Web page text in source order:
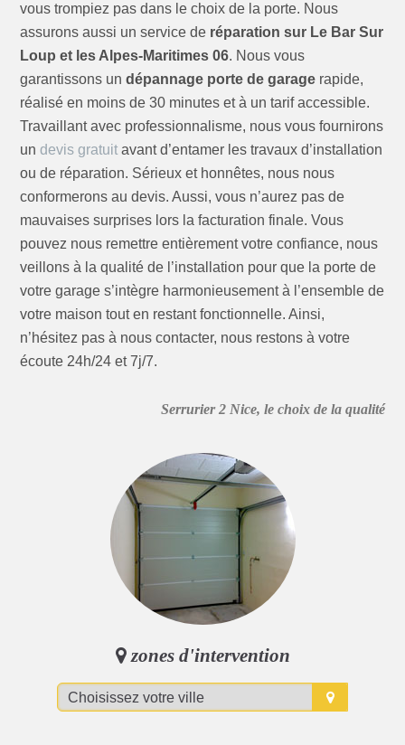
vous trompiez pas dans le choix de la porte. Nous
assurons aussi un service de réparation sur Le Bar Sur
Loup et les Alpes-Maritimes 06. Nous vous
garantissons undépannage porte de garage rapide,
réalisé en moins de 30 minutes et à un tarif accessible.
Travaillant avec professionnalisme, nous vous fournirons
undevis gratuit avant d’entamer les travaux d’installation
ou de réparation. Sérieux et honnêtes, nous nous
conformerons au devis. Aussi, vous n’aurez pas de
mauvaises surprises lors la facturation finale. Vous
pouvez nous remettre entièrement votre confiance, nous
veillons à la qualité de l’installation pour que la porte de
votre garage s’intègre harmonieusement à l’ensemble de
votre maison tout en restant fonctionnelle. Ainsi,
n’hésitez pas à nous contacter, nous restons à votre
écoute 24h/24 et 7j/7.
Serrurier 2 Nice, le choix de la qualité
zones d'intervention